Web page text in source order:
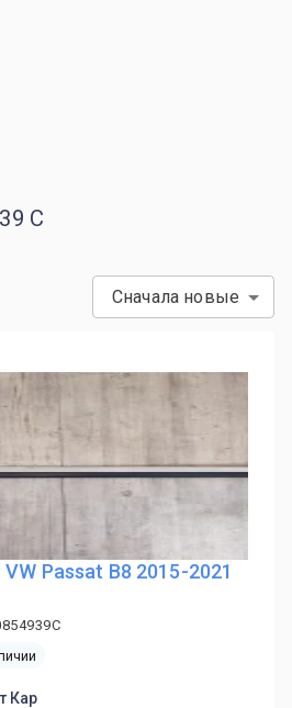
C
Сначала новые
Passat B8 2015-2021
Кар